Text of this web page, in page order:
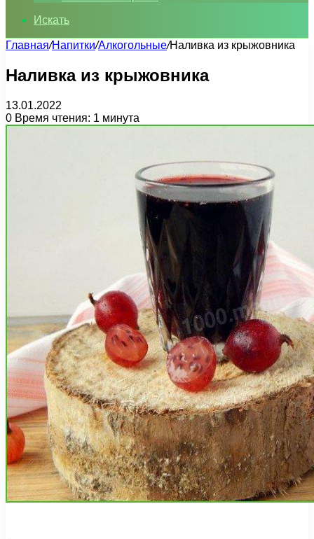
Искать
Главная/Напитки/Алкогольные/Наливка из крыжовника
Наливка из крыжовника
13.01.2022
0 Время чтения: 1 минута